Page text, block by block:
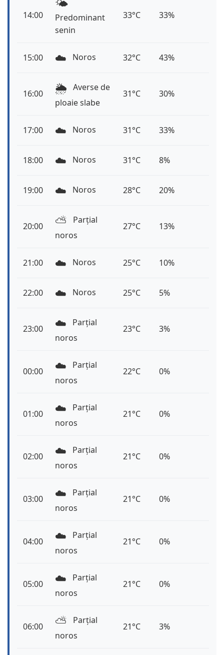
14:00
Predominant
senin
33°C 33%
15:00 ☁️ Noros 32°C 43%
16:00 🌦️ Averse de
ploaie slabe
31°C 30%
17:00 ☁️ Noros 31°C 33%
18:00 ☁️ Noros 31°C 8%
19:00 ☁️ Noros 28°C 20%
20:00 ⛅️
Parțial
noros
27°C 13%
21:00 ☁️ Noros 25°C 10%
22:00 ☁️ Noros 25°C 5%
23:00 ☁️
Parțial
noros
23°C 3%
00:00 ☁️
Parțial
noros
22°C 0%
01:00 ☁️
Parțial
noros
21°C 0%
02:00 ☁️
Parțial
noros
21°C 0%
03:00 ☁️
Parțial
noros
21°C 0%
04:00 ☁️
Parțial
noros
21°C 0%
05:00 ☁️
Parțial
noros
21°C 0%
06:00 ⛅️
Parțial
noros
21°C 3%